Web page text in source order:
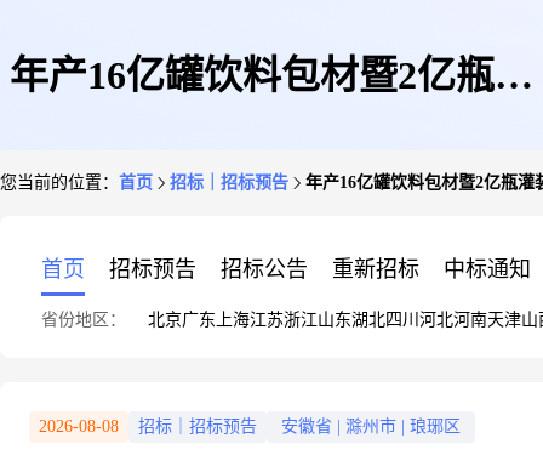
年产16亿罐饮料包材暨2亿瓶灌
您当前的位置： 首页 招标｜招标预告 年产16亿罐饮料包材暨2亿瓶灌
首页 招标预告 招标公告 重新招标 中标通知
省份地区： 北京广东 上海江苏浙江山东湖北四川 河北河南天津山
2026-08-08 招标｜招标预告 安徽省 滁州市 琅琊区